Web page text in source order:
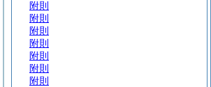
附則
附則
附則
附則
附則
附則
附則